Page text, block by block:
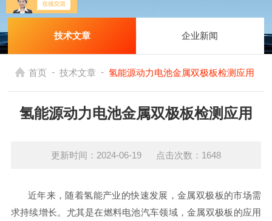
技术文章 企业新闻
首页 - 技术文章 - 氢能源动力电池金属双极板检测应用
氢能源动力电池金属双极板检测应用
更新时间：2024-06-19 点击次数：1648
近年来，随着氢能产业的快速发展，金属双极板的市场需
求持续增长。尤其是在燃料电池汽车领域，金属双极板的应用